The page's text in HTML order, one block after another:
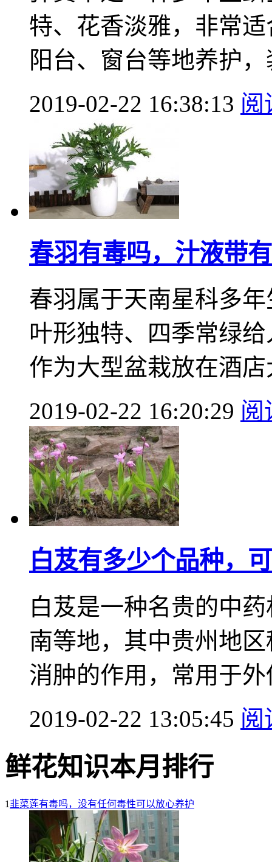
特、花香淡雅，非常
阳台、窗台等地养护，
2019-02-22 16:38:13 阅
春羽有毒吗，汁液带
春羽属于天南星科多
叶形独特、四季常绿
作为大型盆栽放在酒店
2019-02-22 16:20:29 阅
白芨有多少个品种，
白芨是一种名贵的中
南等地，其中贵州地
消肿的作用，常用于外
2019-02-22 13:05:45 阅
鲜花知识本月排行
1 韭菜莲有毒吗，没有任何毒性可以放心养护